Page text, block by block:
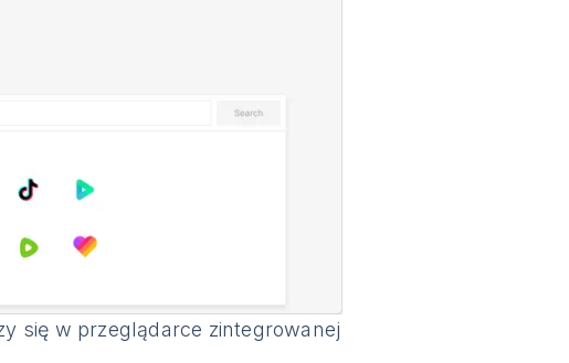
się w przeglądarce zintegrowanej